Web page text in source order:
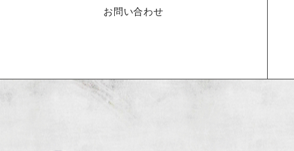
お問い合わせ